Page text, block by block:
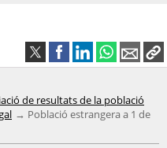
de resultats de la població
Població estrangera a 1 de